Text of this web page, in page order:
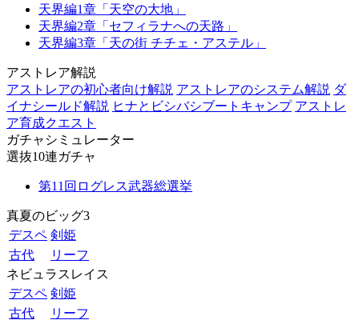
天界編1章「天空の大地」
天界編2章「セフィラナへの天路」
天界編3章「天の街 チチェ・アステル」
アストレア解説
アストレアの初心者向け解説 アストレアのシステム解説 ダ
イナシールド解説 ヒナとビシバシブートキャンプ アストレ
ア育成クエスト
ガチャシミュレーター
選抜10連ガチャ
第11回ログレス武器総選挙
真夏のビッグ3
デスペ 剣姫
古代
リーフ
ネビュラスレイス
デスペ 剣姫
古代
リーフ